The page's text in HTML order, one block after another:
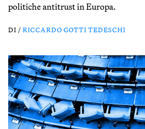
politiche antitrust in Europa.
DI / RICCARDO GOTTI TEDESCHI